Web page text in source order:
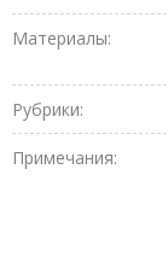
Материалы:
Рубрики:
Примечания: